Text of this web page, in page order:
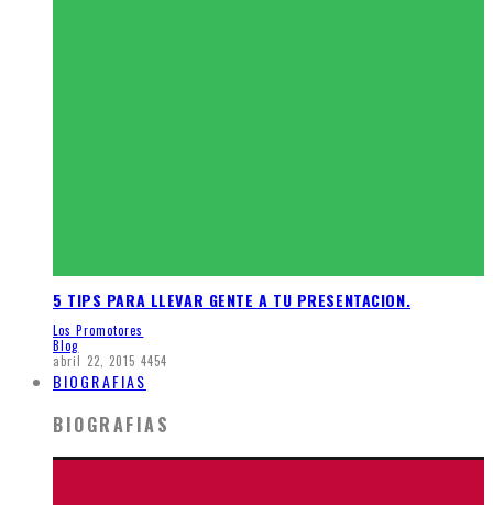
5 TIPS PARA LLEVAR GENTE A TU PRESENTACION.
Los Promotores
Blog
abril 22, 2015 4454
BIOGRAFIAS
BIOGRAFIAS